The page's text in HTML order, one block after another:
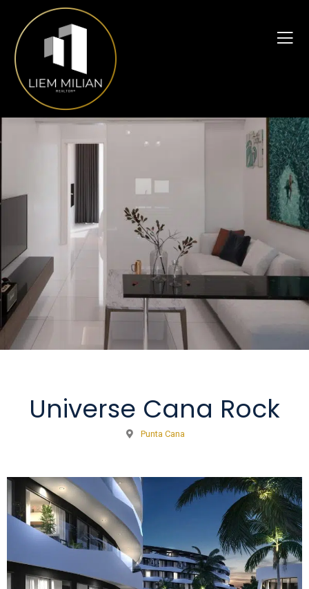
Universe Cana Rock
Punta Cana